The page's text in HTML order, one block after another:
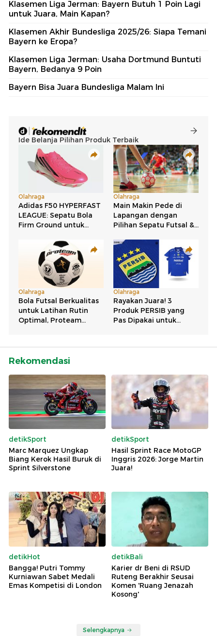
Klasemen Liga Jerman: Bayern Butuh 1 Poin Lagi
untuk Juara, Main Kapan?
Klasemen Akhir Bundesliga 2025/26: Siapa Temani
Bayern ke Eropa?
Klasemen Liga Jerman: Usaha Dortmund Buntuti
Bayern, Bedanya 9 Poin
Bayern Bisa Juara Bundesliga Malam Ini
Rekomendasi
detikSport
Marc Marquez Ungkap
Biang Kerok Hasil Buruk di
Sprint Silverstone
detikSport
Hasil Sprint Race MotoGP
Inggris 2026: Jorge Martin
Juara!
detikHot
Bangga! Putri Tommy
Kurniawan Sabet Medali
Emas Kompetisi di London
detikBali
Karier dr Beni di RSUD
Ruteng Berakhir Seusai
Komen 'Ruang Jenazah
Kosong'
Selengkapnya